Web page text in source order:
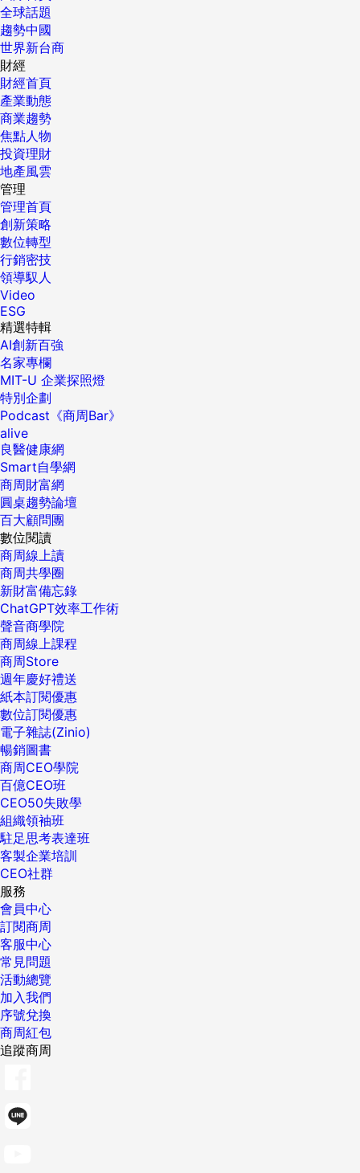
全球話題
趨勢中國
世界新台商
財經
財經首頁
產業動態
商業趨勢
焦點人物
投資理財
地產風雲
管理
管理首頁
創新策略
數位轉型
行銷密技
領導馭人
Video
ESG
精選特輯
AI創新百強
名家專欄
MIT-U 企業探照燈
特別企劃
Podcast《商周Bar》
alive
良醫健康網
Smart自學網
商周財富網
圓桌趨勢論壇
百大顧問團
數位閱讀
商周線上讀
商周共學圈
新財富備忘錄
ChatGPT效率工作術
聲音商學院
商周線上課程
商周Store
週年慶好禮送
紙本訂閱優惠
數位訂閱優惠
電子雜誌(Zinio)
暢銷圖書
商周CEO學院
百億CEO班
CEO50失敗學
組織領袖班
駐足思考表達班
客製企業培訓
CEO社群
服務
會員中心
訂閱商周
客服中心
常見問題
活動總覽
加入我們
序號兌換
商周紅包
追蹤商周